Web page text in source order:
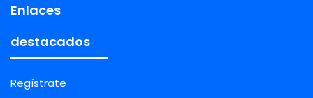
Enlaces
destacados
Regístrate